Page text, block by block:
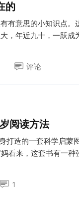
的
有意思的小知识点。
，年近九十，一跃成
评论
阅读方法
打造的一套科学启
看来，这套书有一
1